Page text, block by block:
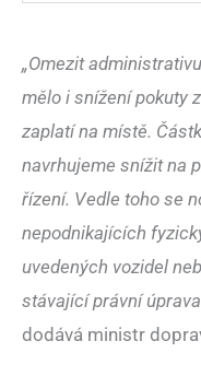
„Omezit
mělo i snížení pokuty
zaplatí na místě.
navrhujeme snížit na
řízení. Vedle toho se
nepodnikajících
uvedených vozidel
stávající právní
dodává ministr